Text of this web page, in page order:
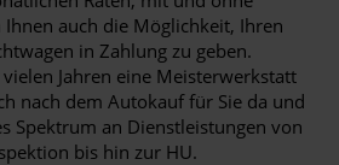
auch die Möglichkeit, Ihren
in Zahlung zu geben.
Jahren eine Meisterwerkstatt
nach dem Autokauf für Sie da und
Spektrum an Dienstleistungen von
bis hin zur HU.